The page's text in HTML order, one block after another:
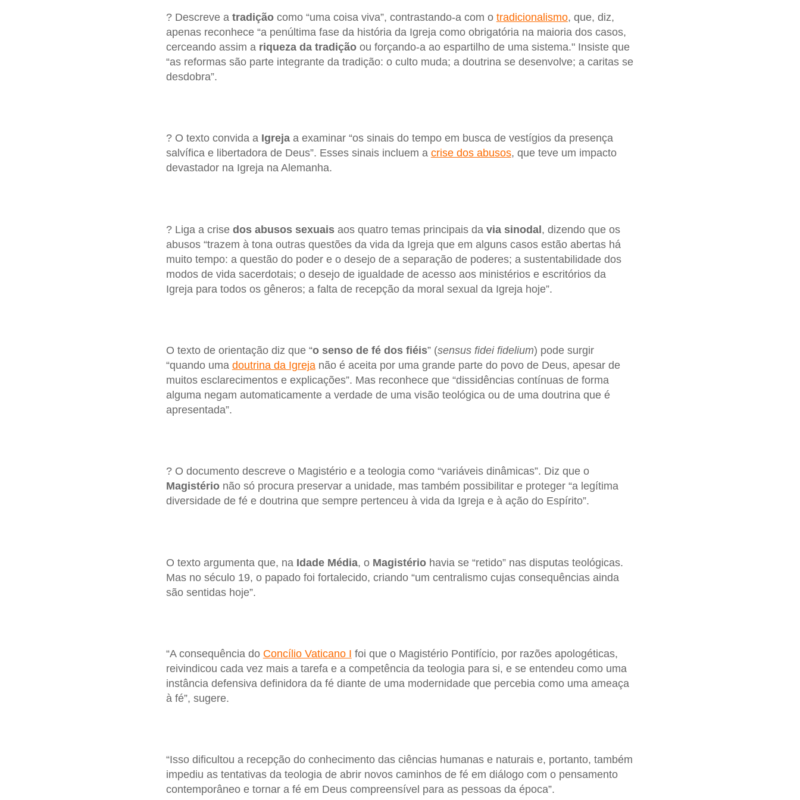
? Descreve a tradiçãocomo “uma coisa viva”, contrastando-a com o tradicionalismo, que, diz,
apenas reconhece “a penúltima fase da história da Igreja como obrigatória na maioria dos casos,
cerceando assim a riqueza da tradiçãoou forçando-a ao espartilho de uma sistema." Insiste que
“as reformas são parte integrante da tradição: o culto muda; a doutrina se desenvolve; a caritas se
desdobra”.
? O texto convida a Igrejaa examinar “os sinais do tempo em busca de vestígios da presença
salvífica e libertadora de Deus”. Esses sinais incluem a crise dos abusos, que teve um impacto
devastador na Igreja na Alemanha.
? Liga a crisedos abusos sexuaisaos quatro temas principais da via sinodal, dizendo que os
abusos “trazem à tona outras questões da vida da Igreja que em alguns casos estão abertas há
muito tempo: a questão do poder e o desejo de a separação de poderes; a sustentabilidade dos
modos de vida sacerdotais; o desejo de igualdade de acesso aos ministérios e escritórios da
Igreja para todos os gêneros; a falta de recepção da moral sexual da Igreja hoje”.
O texto de orientação diz que “o senso de fé dos fiéis” (sensus fidei fidelium) pode surgir
“quando uma doutrina da Igrejanão é aceita por uma grande parte do povo de Deus, apesar de
muitos esclarecimentos e explicações”. Mas reconhece que “dissidências contínuas de forma
alguma negam automaticamente a verdade de uma visão teológica ou de uma doutrina que é
apresentada”.
? O documento descreve o Magistério e a teologia como “variáveis dinâmicas”. Diz que o
Magistérionão só procura preservar a unidade, mas também possibilitar e proteger “a legítima
diversidade de fé e doutrina que sempre pertenceu à vida da Igreja e à ação do Espírito”.
O texto argumenta que, na Idade Média, o Magistériohavia se “retido” nas disputas teológicas.
Mas no século 19, o papado foi fortalecido, criando “um centralismo cujas consequências ainda
são sentidas hoje”.
“A consequência do Concílio Vaticano I foi que o Magistério Pontifício, por razões apologéticas,
reivindicou cada vez mais a tarefa e a competência da teologia para si, e se entendeu como uma
instância defensiva definidora da fé diante de uma modernidade que percebia como uma ameaça
à fé”, sugere.
“Isso dificultou a recepção do conhecimento das ciências humanas e naturais e, portanto, também
impediu as tentativas da teologia de abrir novos caminhos de fé em diálogo com o pensamento
contemporâneo e tornar a fé em Deus compreensível para as pessoas da época”.